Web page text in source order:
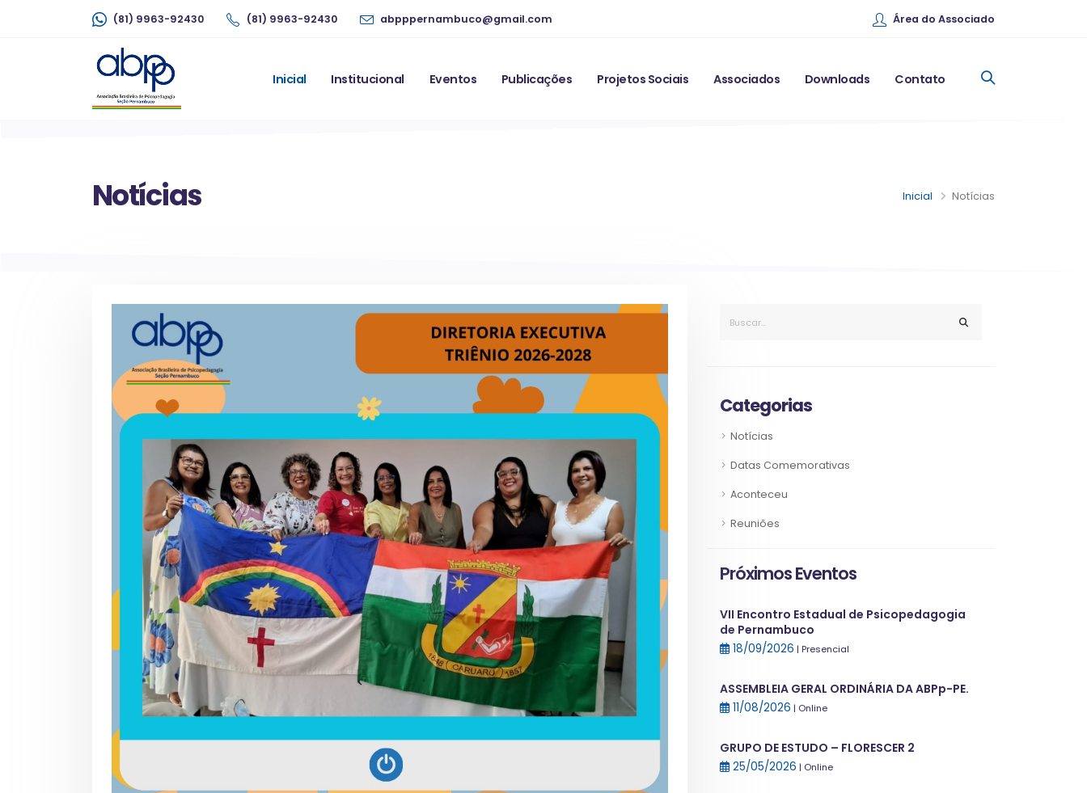
(81) 9963-92430 (81) 9963-92430 abpppernambuco@gmail.com Área do Associado
Inicial Institucional Eventos Publicações Projetos Sociais Associados Downloads Contato
Notícias Inicial Notícias
Categorias
Notícias
Datas Comemorativas
Aconteceu
Reuniões
Próximos Eventos
VII Encontro Estadual de Psicopedagogia
de Pernambuco
18/09/2026 | Presencial
ASSEMBLEIA GERAL ORDINÁRIA DA ABPp-PE.
11/08/2026 | Online
GRUPO DE ESTUDO – FLORESCER 2
25/05/2026 | Online